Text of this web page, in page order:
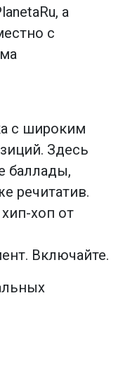
а
с
с широким
Здесь
баллады,
речитатив.
хоп от
Включайте.